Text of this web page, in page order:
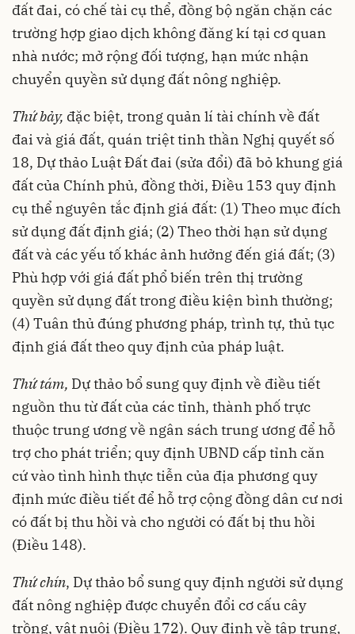
đất đai, có chế tài cụ thể, đồng bộ ngăn chặn các
trường hợp giao dịch không đăng kí tại cơ quan
nhà nước; mở rộng đối tượng, hạn mức nhận
chuyển quyền sử dụng đất nông nghiệp.
Thứ bảy, đặc biệt, trong quản lí tài chính về đất
đai và giá đất, quán triệt tinh thần Nghị quyết số
18, Dự thảo Luật Đất đai (sửa đổi) đã bỏ khung giá
đất của Chính phủ, đồng thời, Điều 153 quy định
cụ thể nguyên tắc định giá đất: (1) Theo mục đích
sử dụng đất định giá; (2) Theo thời hạn sử dụng
đất và các yếu tố khác ảnh hưởng đến giá đất; (3)
Phù hợp với giá đất phổ biến trên thị trường
quyền sử dụng đất trong điều kiện bình thường;
(4) Tuân thủ đúng phương pháp, trình tự, thủ tục
định giá đất theo quy định của pháp luật.
Thứ tám, Dự thảo bổ sung quy định về điều tiết
nguồn thu từ đất của các tỉnh, thành phố trực
thuộc trung ương về ngân sách trung ương để hỗ
trợ cho phát triển; quy định UBND cấp tỉnh căn
cứ vào tình hình thực tiễn của địa phương quy
định mức điều tiết để hỗ trợ cộng đồng dân cư nơi
có đất bị thu hồi và cho người có đất bị thu hồi
(Điều 148).
Thứ chín, Dự thảo bổ sung quy định người sử dụng
đất nông nghiệp được chuyển đổi cơ cấu cây
trồng, vật nuôi (Điều 172). Quy định về tập trung,